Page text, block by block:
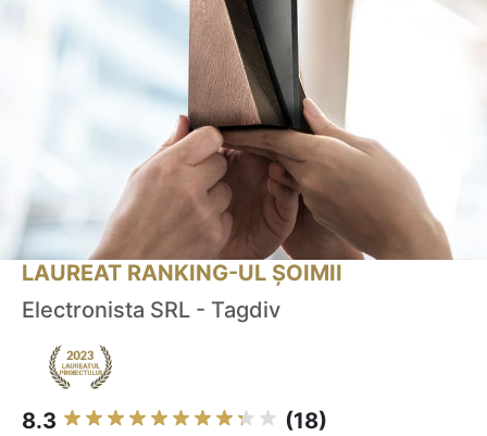
LAUREAT RANKING-UL ȘOIMII
Electronista SRL - Tagdiv
8.3 (18)